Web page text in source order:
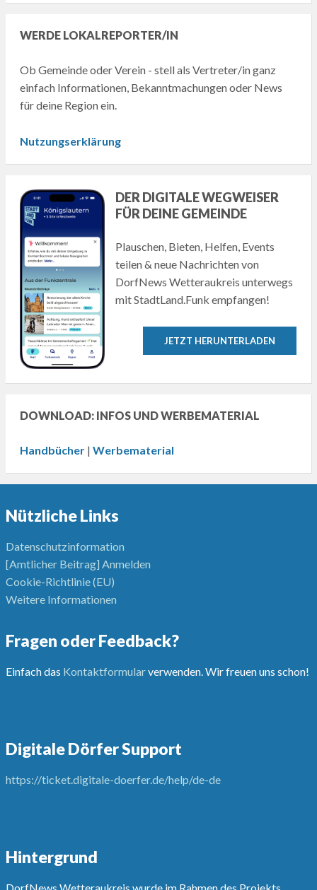
WERDE LOKALREPORTER/IN
Ob Gemeinde oder Verein - stell als Vertreter/in ganz
einfach Informationen, Bekanntmachungen oder News
für deine Region ein.
Nutzungserklärung
DER DIGITALE WEGWEISER
FÜR DEINE GEMEINDE
Plauschen, Bieten, Helfen, Events
teilen & neue Nachrichten von
DorfNews Wetteraukreis unterwegs
mit StadtLand.Funk empfangen!
JETZT HERUNTERLADEN
DOWNLOAD: INFOS UND WERBEMATERIAL
Handbücher| Werbematerial
Nützliche Links
Datenschutzinformation
[Amtlicher Beitrag] Anmelden
Cookie-Richtlinie (EU)
Weitere Informationen
Fragen oder Feedback?
Einfach das Kontaktformularverwenden. Wir freuen uns schon!
Digitale Dörfer Support
https://ticket.digitale-doerfer.de/help/de-de
Hintergrund